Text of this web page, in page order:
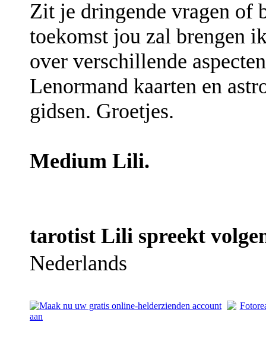
Zit je dringende vragen of
toekomst jou zal brengen
over verschillende
Lenormand kaarten en
gidsen. Groetjes.
Medium Lili.
tarotist Lili spreekt
Nederlands